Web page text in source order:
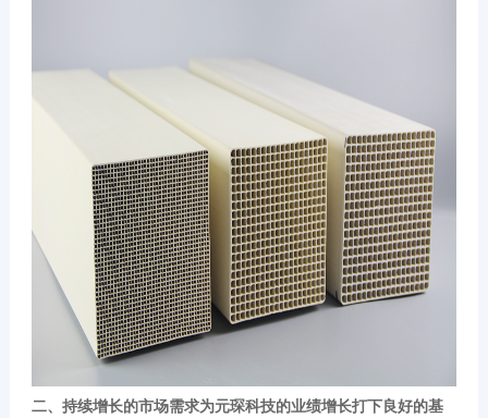
二、持续增长的市场需求为元琛科技的业绩增长打下良好的基